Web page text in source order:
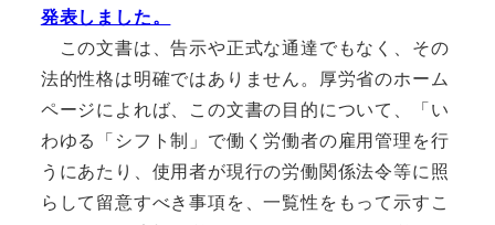
発表しました。
この文書は、告示や正式な通達でもなく、その
法的性格は明確ではありません。厚労省のホーム
ページによれば、この文書の目的について、「い
わゆる「シフト制」で働く労働者の雇用管理を行
うにあたり、使用者が現行の労働関係法令等に照
らして留意すべき事項を、一覧性をもって示すこ